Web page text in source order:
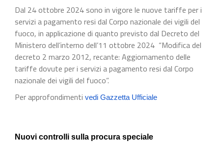
Dal 24 ottobre 2024 sono in vigore le nuove tariffe per i
servizi a pagamento resi dal Corpo nazionale dei vigili del
fuoco, in applicazione di quanto previsto dal Decreto del
Ministero dell’interno dell’11 ottobre 2024 “Modifica del
decreto 2 marzo 2012, recante: Aggiornamento delle
tariffe dovute per i servizi a pagamento resi dal Corpo
nazionale dei vigili del fuoco”.
Per approfondimenti vedi Gazzetta Ufficiale
Nuovi controlli sulla procura speciale